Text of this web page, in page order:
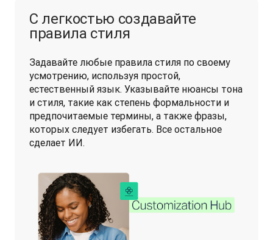
С легкостью создавайте
правила стиля
Задавайте любые правила стиля по своему
усмотрению, используя простой,
естественный язык. Указывайте нюансы тона
и стиля, такие как степень формальности и
предпочитаемые термины, а также фразы,
которых следует избегать. Все остальное
сделает ИИ.